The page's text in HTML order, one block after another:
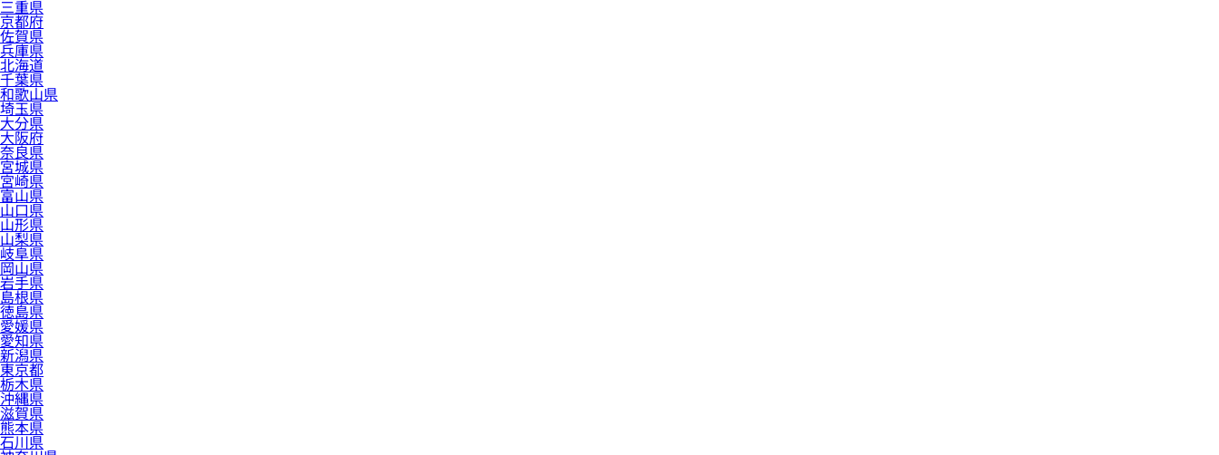
三重県
京都府
佐賀県
兵庫県
北海道
千葉県
和歌山県
埼玉県
大分県
大阪府
奈良県
宮城県
宮崎県
富山県
山口県
山形県
山梨県
岐阜県
岡山県
岩手県
島根県
徳島県
愛媛県
愛知県
新潟県
東京都
栃木県
沖縄県
滋賀県
熊本県
石川県